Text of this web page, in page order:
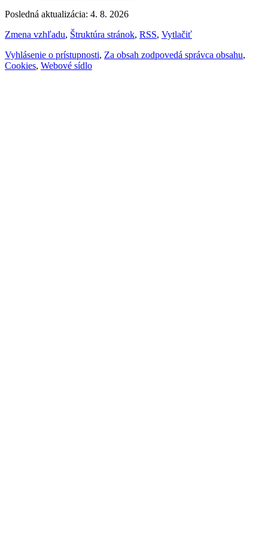
Posledná aktualizácia: 4. 8. 2026
Zmena vzhľadu, Štruktúra stránok, RSS, Vytlačiť
Vyhlásenie o prístupnosti, Za obsah zodpovedá správca obsahu,
Cookies, Webové sídlo